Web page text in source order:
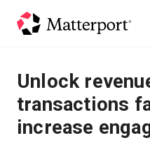
Solutions
Produits
Unlock
transactions
increase